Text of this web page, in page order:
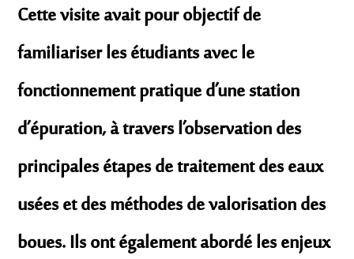
Cette visite avait pour objectif de
familiariser les étudiants avec le
fonctionnement pratique d’une station
d’épuration, à travers l’observation des
principales étapes de traitement des eaux
usées et des méthodes de valorisation des
boues. Ils ont également abordé les enjeux